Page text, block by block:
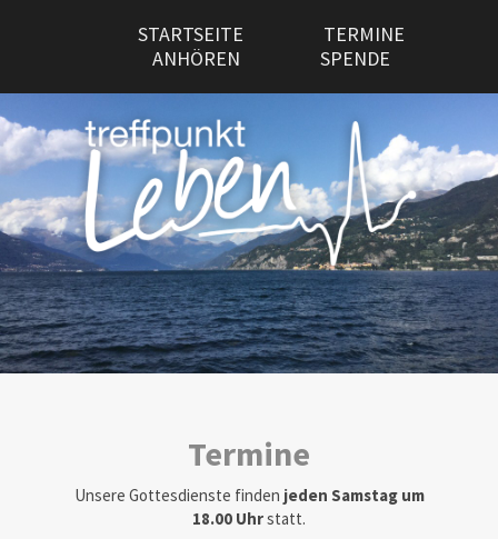
STARTSEITE
TERMINE
ANHÖREN
SPENDE
Termine
Unsere Gottesdienste finden jeden Samstag um
18.00 Uhrstatt.